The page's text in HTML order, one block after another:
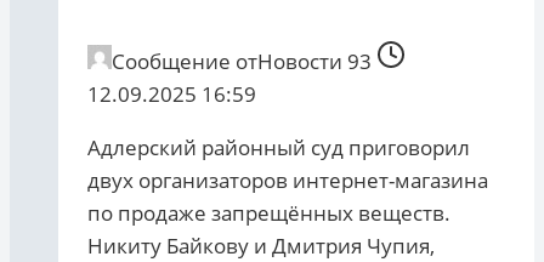
Сообщение отНовости 93
12.09.2025 16:59
Адлерский районный суд приговорил
двух организаторов интернет-магазина
по продаже запрещённых веществ.
Никиту Байкову и Дмитрия Чупия,